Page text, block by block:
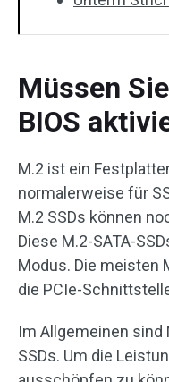
Müssen
BIOS
M.2 ist ein
normalerweise für
M.2 SSDs können
Diese M.2-SATA-
Modus. Die meisten
die PCIe-
Im Allgemeinen sind
SSDs. Um die